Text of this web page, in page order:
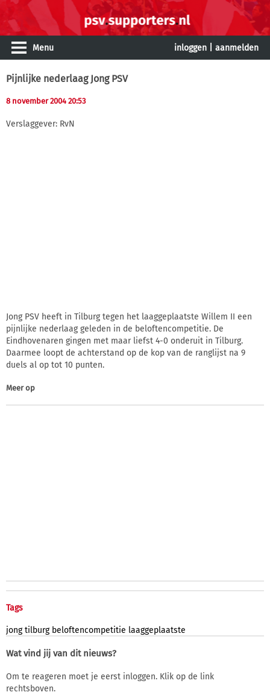
Menu inloggen aanmelden
Pijnlijke nederlaag Jong PSV
8 november 2004 20:53
Verslaggever: RvN
Jong PSV heeft in Tilburg tegen het laaggeplaatste Willem II een
pijnlijke nederlaag geleden in de beloftencompetitie. De
Eindhovenaren gingen met maar liefst 4-0 onderuit in Tilburg.
Daarmee loopt de achterstand op de kop van de ranglijst na 9
duels al op tot 10 punten.
Meer op
Tags
jong tilburg beloftencompetitie laaggeplaatste
Wat vind jij van dit nieuws?
Om te reageren moet je eerst inloggen. Klik op de link
rechtsboven.